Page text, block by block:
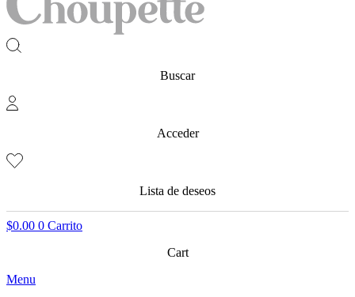
Buscar
Acceder
Lista de deseos
$0.00 0 Carrito
Cart
Menu